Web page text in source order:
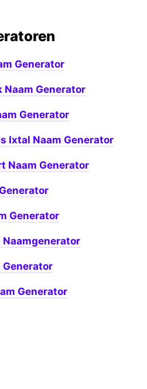
Generator
Naam Generator
Generator
Ixtal Naam Generator
Naam Generator
Generator
Naamgenerator
Generator
Generator